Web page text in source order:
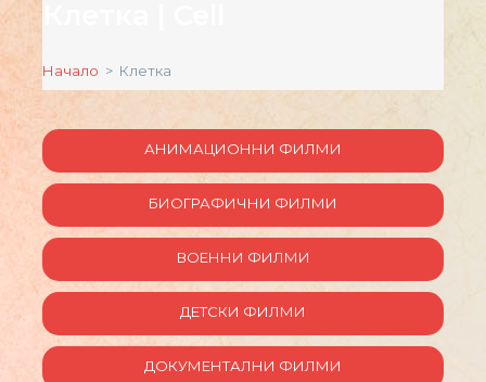
Начало > Клетка
АНИМАЦИОННИ ФИЛМИ
БИОГРАФИЧНИ ФИЛМИ
ВОЕННИ ФИЛМИ
ДЕТСКИ ФИЛМИ
ДОКУМЕНТАЛНИ ФИЛМИ